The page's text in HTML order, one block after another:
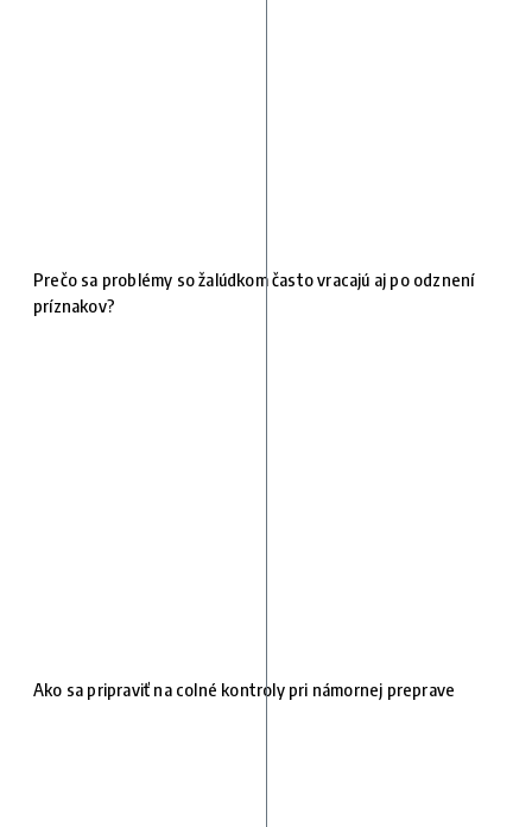
Prečo sa problémy so žalúdkom často vracajú aj po odznení
príznakov?
Ako sa pripraviť na colné kontroly pri námornej preprave